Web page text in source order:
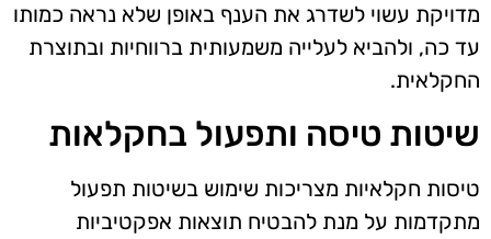
מדויקת עשוי לשדרג את הענף באופן שלא נראה כמותו
עד כה, ולהביא לעלייה משמעותית ברווחיות ובתוצרת
החקלאית.
שיטות טיסה ותפעול בחקלאות
טיסות חקלאיות מצריכות שימוש בשיטות תפעול
מתקדמות על מנת להבטיח תוצאות אפקטיביות